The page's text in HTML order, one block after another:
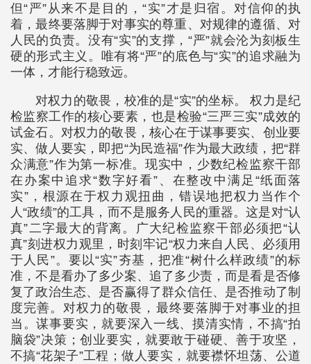
但“严”从来不是目的，“实”才是归宿。对信仰的执
着，最终要落脚于对事实的尊重、对规律的遵循、对
人民的负责。没有“实”的支撑，“严”就会沦为刻板生
硬的形式主义。唯有将“严”的底色与“实”的追求融为
一体，才能行稳致远。
对权力的敬畏，校准的是“实”的坐标。 权力是纪
检监察工作的核心要素，也是检验“三严三实”成效的
试金石。对权力的敬畏，核心在于谋事要实、创业要
实、做人要实，即把“为民造福”作为最大政绩，把“群
众满意”作为第一标准。现实中，少数纪检监察干部
在办案中追求“数字好看”、在整改中满足“纸面落
实”，根源在于权力观扭曲，错误地把权力当作个
人“政绩”的工具，而不是服务人民的重器。这是对“认
真”二字最大的背离。广大纪检监察干部必须把“认
真”刻进权力观里，时刻牢记“权力来自人民、必须用
于人民”。要以“实”夯基，把准“树什么样政绩”的标
准，不是看办了多少案、追了多少责，而是看是否修
复了政治生态、是否赢得了群众信任、是否推动了制
度完善。对权力的敬畏，最终要落脚于对事业的担
当。谋事要实，就要深入一线、摸清实情，不搞“拍
脑袋”决策；创业要实，就要敢于碰硬、善于攻坚，
不搞“花架子”工程；做人要实，就要襟怀坦荡、公道